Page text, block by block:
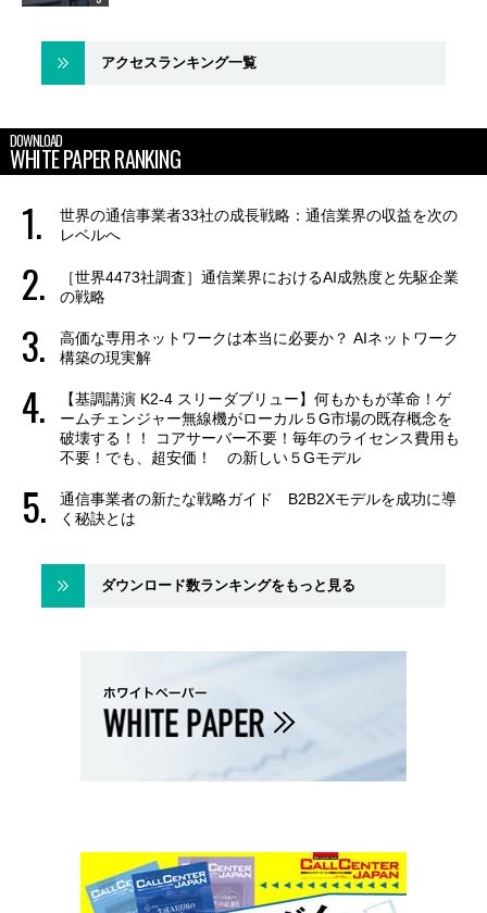
アクセスランキング一覧
DOWNLOAD
WHITE PAPER RANKING
世界の通信事業者33社の成長戦略：通信業界の収益を次の
レベルへ
［世界4473社調査］通信業界におけるAI成熟度と先駆企業
の戦略
高価な専用ネットワークは本当に必要か？ AIネットワーク
構築の現実解
【基調講演 K2-4 スリーダブリュー】何もかもが革命！ゲ
ームチェンジャー無線機がローカル５G市場の既存概念を
破壊する！！ コアサーバー不要！毎年のライセンス費用も
不要！でも、超安価！ の新しい５Gモデル
通信事業者の新たな戦略ガイド B2B2Xモデルを成功に導
く秘訣とは
ダウンロード数ランキングをもっと見る